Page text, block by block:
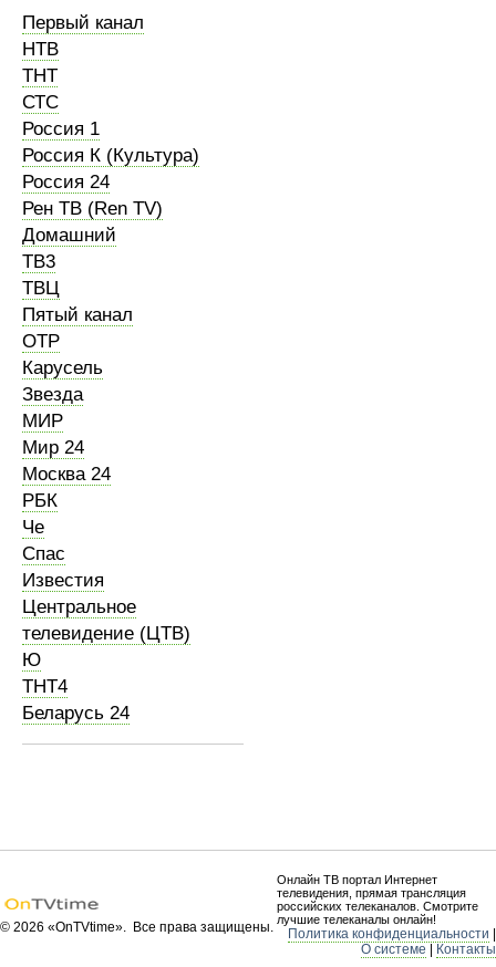
Первый канал
НТВ
ТНТ
СТС
Россия 1
Россия К (Культура)
Россия 24
Рен ТВ (Ren TV)
Домашний
ТВ3
ТВЦ
Пятый канал
ОТР
Карусель
Звезда
МИР
Мир 24
Москва 24
РБК
Че
Спас
Известия
Центральное
телевидение (ЦТВ)
Ю
ТНТ4
Беларусь 24
© 2026 «OnTVtime». Все права защищены.
Онлайн ТВ портал Интернет
телевидения, прямая трансляция
российских телеканалов. Смотрите
лучшие телеканалы онлайн!
Политика конфиденциальности
О системе
Контакты